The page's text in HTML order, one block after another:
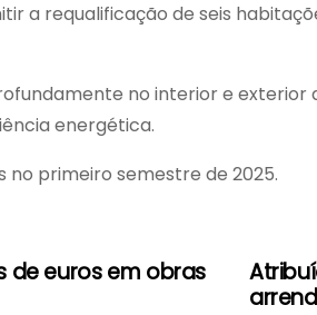
a requalificação de seis
no interior e exterior
energética.
primeiro semestre de 2025.
de euros em obras